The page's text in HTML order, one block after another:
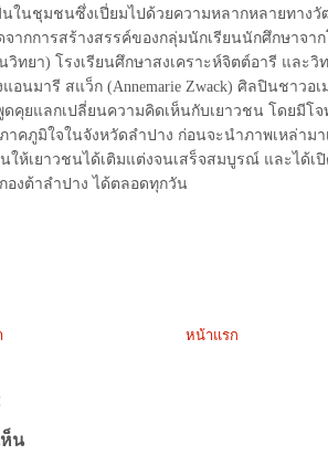
นชุมชนซึ่งเปี่ยมไปด้วยความหลากหลายทาง
ากการสร้างสรรค์ของกลุ่มนักเรียนนักศึกษาจา
วิทยา) โรงเรียนศึกษาสงเคราะห์จิตต์อารี และวิ
อนมารี สแว็ก (Annemarie Zwack) ศิลปินชาวอเ
ดคุยแลกเปลี่ยนความคิดเห็นกับเยาวชน โดยมีโ
คภูมิใจในจังหวัดลำปาง ก่อนจะนำภาพเหล่าม
ให้เยาวชนได้เติมแต่งจนเสร็จสมบูรณ์ และได้เ
องต้าลำปาง ได้ตลอดทุกวัน
หน้าแรก
น